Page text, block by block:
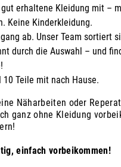
erhaltene Kleidung mit –
Keine Kinderkleidung.
ab. Unser Team sortiert
durch die Auswahl – und
10 Teile mit nach Hause.
Näharbeiten oder
ganz ohne Kleidung
einfach vorbeikommen!